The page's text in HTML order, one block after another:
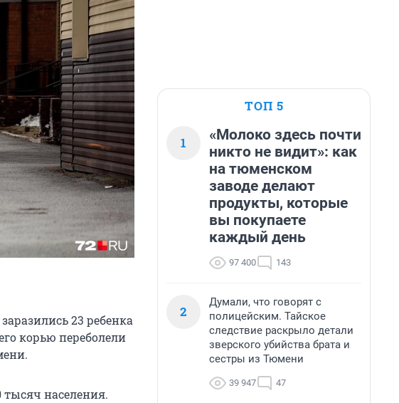
23 ребенка
корью переболели
тысяч населения.
ТОП 5
1
«Молоко здесь почти
никто не видит»: как
на тюменском
заводе делают
продукты, которые
вы покупаете
каждый день
97 400 143
2
Думали, что говорят с
полицейским. Тайское
следствие раскрыло детали
зверского убийства брата и
сестры из Тюмени
39 947 47